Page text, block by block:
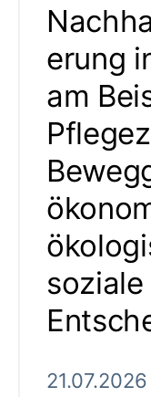
erung
am
soziale
21.07.2026